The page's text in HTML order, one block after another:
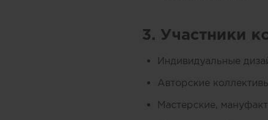
3. Участники
Индивидуальные
Авторские
Мастерские,